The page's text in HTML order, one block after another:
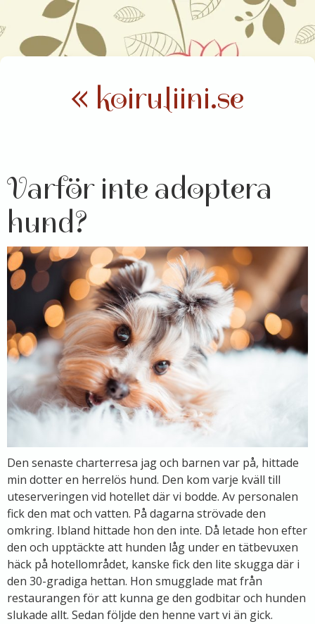
« koiruliini.se
Varför inte adoptera
hund?
Den senaste charterresa jag och barnen var på, hittade
min dotter en herrelös hund. Den kom varje kväll till
uteserveringen vid hotellet där vi bodde. Av personalen
fick den mat och vatten. På dagarna strövade den
omkring. Ibland hittade hon den inte. Då letade hon efter
den och upptäckte att hunden låg under en tätbevuxen
häck på hotellområdet, kanske fick den lite skugga där i
den 30-gradiga hettan. Hon smugglade mat från
restaurangen för att kunna ge den godbitar och hunden
slukade allt. Sedan följde den henne vart vi än gick.